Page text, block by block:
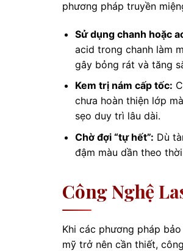
phương pháp truyền
Sử dụng chanh hoặc
acid trong chanh làm
gây bỏng rát và tăng
Kem trị nám cấp tốc:
chưa hoàn thiện lớp
sẹo duy trì lâu dài.
Chờ đợi “tự hết”: Dù
đậm màu dần theo
Công Nghệ
Khi các phương pháp
mỹ trở nên cần thiết,